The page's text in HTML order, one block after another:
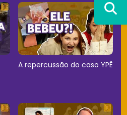
A repercussão do caso YPÊ